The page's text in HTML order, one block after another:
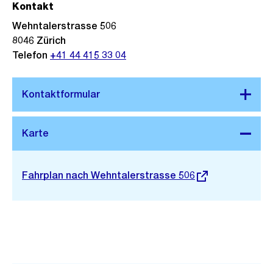
Stadtplan 3D
Externer
Fahrplan nach Wehntalerstrasse 506
Kontakt
Wehntalerstrasse 506
8046 Zürich
Telefon +41 44 415 33 04